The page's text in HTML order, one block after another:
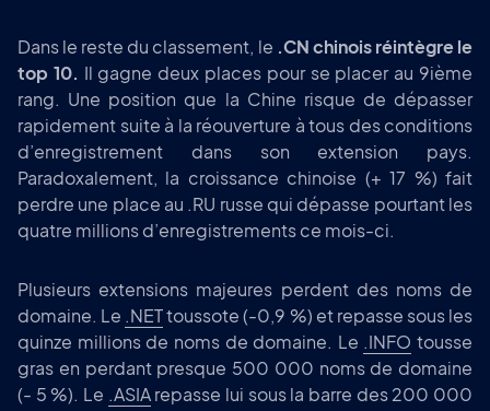
Dans le reste du classement, le .CN chinois réintègre le
top 10. Il gagne deux places pour se placer au 9ième
rang. Une position que la Chine risque de dépasser
rapidement suite à la réouverture à tous des conditions
d’enregistrement dans son extension pays.
Paradoxalement, la croissance chinoise (+ 17 %) fait
perdre une place au .RU russe qui dépasse pourtant les
quatre millions d’enregistrements ce mois-ci.
Plusieurs extensions majeures perdent des noms de
domaine. Le .NETtoussote (-0,9 %) et repasse sous les
quinze millions de noms de domaine. Le .INFO tousse
gras en perdant presque 500 000 noms de domaine
(- 5 %). Le .ASIArepasse lui sous la barre des 200 000